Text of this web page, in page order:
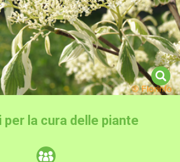
per la cura delle piante